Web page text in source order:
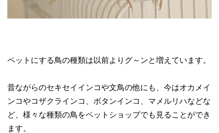
ペットにする鳥の種類は以前よりグ～ンと増えています。
昔ながらのセキセイインコや文鳥の他にも、今はオカメイ
ンコやコザクラインコ、ボタンインコ、マメルリハなどな
ど、様々な種類の鳥をペットショップでも見ることができ
ます。